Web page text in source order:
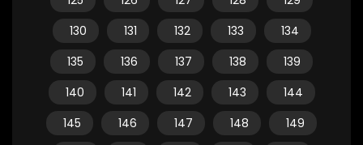
130
131 132 133
134
135
136 137 138
139
140
141 142 143
144
145
146 147 148
149